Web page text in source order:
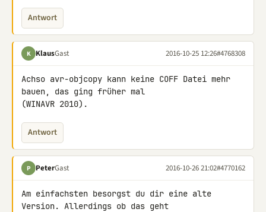
Antwort
K KlausGast 2016-10-25 12:26#4768308
Achso avr-objcopy kann keine COFF Datei mehr
bauen, das ging früher mal
(WINAVR 2010).
Antwort
P PeterGast 2016-10-26 21:02#4770162
Am einfachsten besorgst du dir eine alte
Version. Allerdings ob das geht